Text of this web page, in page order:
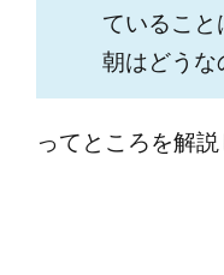
ていること
朝はどうな
ってところを解説